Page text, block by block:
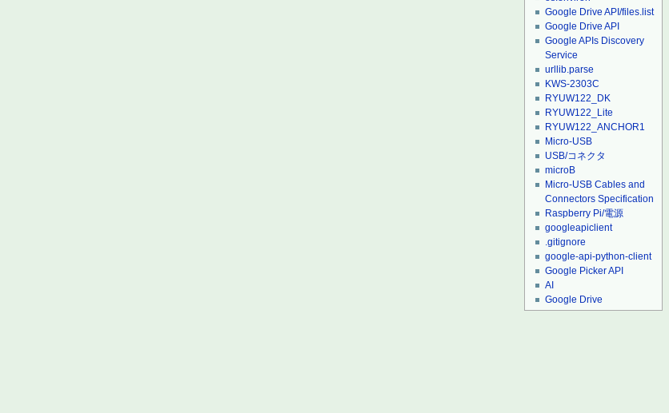
Google Drive API/files.list
Google Drive API
Google APIs Discovery
Service
urllib.parse
KWS-2303C
RYUW122_DK
RYUW122_Lite
RYUW122_ANCHOR1
Micro-USB
USB/コネクタ
microB
Micro-USB Cables and
Connectors Specification
Raspberry Pi/電源
googleapiclient
.gitignore
google-api-python-client
Google Picker API
AI
Google Drive